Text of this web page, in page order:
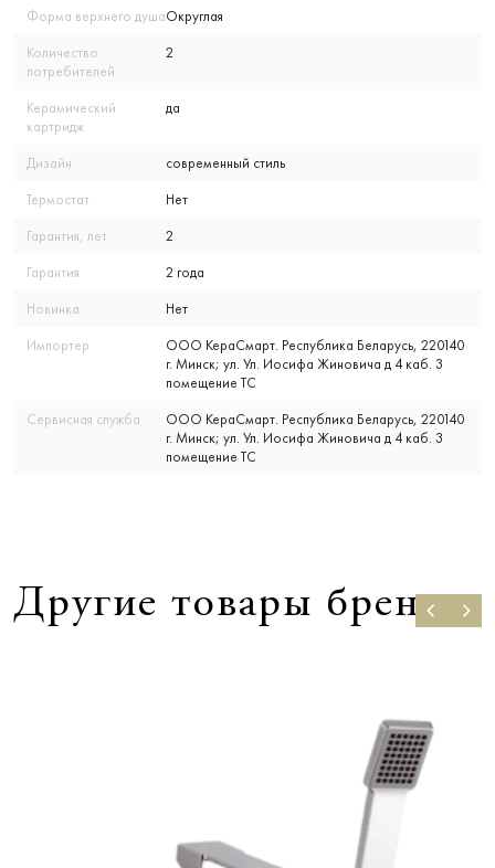
Форма верхнего душаОкруглая
Количество
потребителей
2
Керамический
картридж
да
Дизайн современный стиль
Термостат Нет
Гарантия, лет 2
Гарантия 2 года
Новинка Нет
Импортер
ООО КераСмарт. Республика Беларусь, 220140
г. Минск; ул. Ул. Иосифа Жиновича д 4 каб. 3
помещение ТС
Сервисная служба
ООО КераСмарт. Республика Беларусь, 220140
г. Минск; ул. Ул. Иосифа Жиновича д 4 каб. 3
помещение ТС
Другие товары бренда